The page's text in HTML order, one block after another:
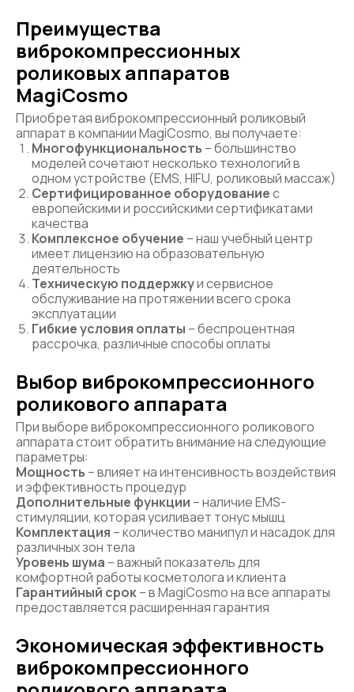
Преимущества
виброкомпрессионных
роликовых аппаратов
MagiCosmo
Приобретая виброкомпрессионный роликовый
аппарат в компании MagiCosmo, вы получаете:
Многофункциональность – большинство
моделей сочетают несколько технологий в
одном устройстве (EMS, HIFU, роликовый массаж)
Сертифицированное оборудованиес
европейскими и российскими сертификатами
качества
Комплексное обучение – наш учебный центр
имеет лицензию на образовательную
деятельность
Техническую поддержкуи сервисное
обслуживание на протяжении всего срока
эксплуатации
Гибкие условия оплаты – беспроцентная
рассрочка, различные способы оплаты
Выбор виброкомпрессионного
роликового аппарата
При выборе виброкомпрессионного роликового
аппарата стоит обратить внимание на следующие
параметры:
Мощность – влияет на интенсивность воздействия
и эффективность процедур
Дополнительные функции – наличие EMS-
стимуляции, которая усиливает тонус мышц
Комплектация – количество манипул и насадок для
различных зон тела
Уровень шума – важный показатель для
комфортной работы косметолога и клиента
Гарантийный срок– в MagiCosmo на все аппараты
предоставляется расширенная гарантия
Экономическая эффективность
виброкомпрессионного